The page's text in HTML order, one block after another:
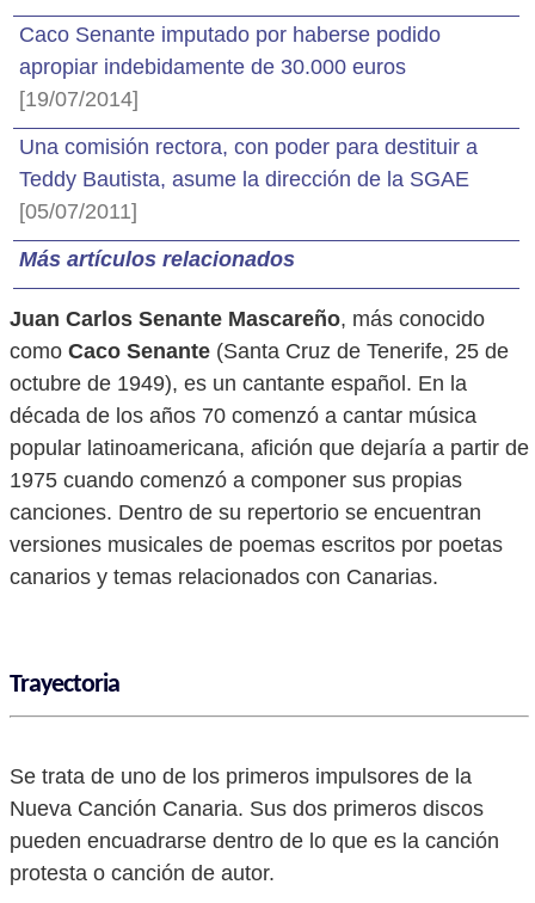
Caco Senante imputado por haberse podido
apropiar indebidamente de 30.000 euros
[19/07/2014]
Una comisión rectora, con poder para destituir a
Teddy Bautista, asume la dirección de la SGAE
[05/07/2011]
Más artículos relacionados
Juan Carlos Senante Mascareño, más conocido
como Caco Senante (Santa Cruz de Tenerife, 25 de
octubre de 1949), es un cantante español. En la
década de los años 70 comenzó a cantar música
popular latinoamericana, afición que dejaría a partir de
1975 cuando comenzó a componer sus propias
canciones. Dentro de su repertorio se encuentran
versiones musicales de poemas escritos por poetas
canarios y temas relacionados con Canarias.
Trayectoria
Se trata de uno de los primeros impulsores de la
Nueva Canción Canaria. Sus dos primeros discos
pueden encuadrarse dentro de lo que es la canción
protesta o canción de autor.